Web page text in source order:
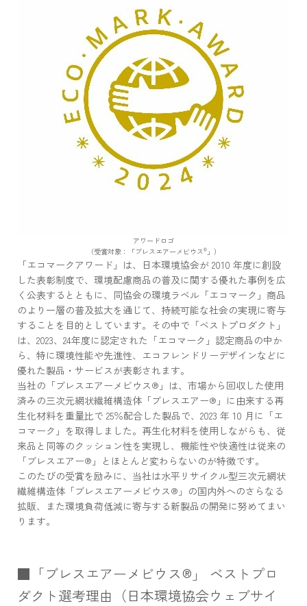
アワードロゴ
（受賞対象：「ブレスエアーメビウス®」）
「エコマークアワード」は、日本環境協会が 2010 年度に創設
した表彰制度で、環境配慮商品の普及に関する優れた事例を広
く公表するとともに、同協会の環境ラベル「エコマーク」商品
のより一層の普及拡大を通じて、持続可能な社会の実現に寄与
することを目的としています。その中で「ベストプロダクト」
は、2023、24年度に認定された「エコマーク」認定商品の中か
ら、特に環境性能や先進性、エコフレンドリーデザインなどに
優れた製品・サービスが表彰されます。
当社の「ブレスエアーメビウス®」は、市場から回収した使用
済みの三次元網状繊維構造体「ブレスエアー®」に由来する再
生化材料を重量比で 25％配合した製品で、2023 年 10 月に「エ
コマーク」を取得しました。再生化材料を使用しながらも、従
来品と同等のクッション性を実現し、機能性や快適性は従来の
「ブレスエアー®」とほとんど変わらないのが特徴です。
このたびの受賞を励みに、当社は水平リサイクル型三次元網状
繊維構造体「ブレスエアーメビウス®」の国内外へのさらなる
拡販、また環境負荷低減に寄与する新製品の開発に努めてまい
ります。
■「ブレスエアーメビウス®」 ベストプロ
ダクト選考理由（日本環境協会ウェブサイ